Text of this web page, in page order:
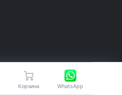
Корзина WhatsApp